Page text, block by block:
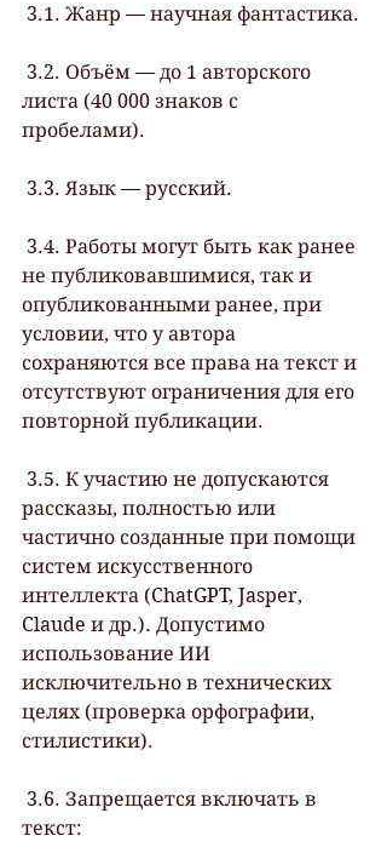
3.1. Жанр — научная фантастика.
листа (40 000 знаков с
пробелами).
3.3. Язык — русский.
не публиковавшимися, так и
опубликованными ранее, при
условии, что у автора
сохраняются все права на текст и
отсутствуют ограничения для его
повторной публикации.
рассказы, полностью или
частично созданные при помощи
систем искусственного
интеллекта (ChatGPT, Jasper,
Claude и др.). Допустимо
использование ИИ
исключительно в технических
целях (проверка орфографии,
стилистики).
текст: